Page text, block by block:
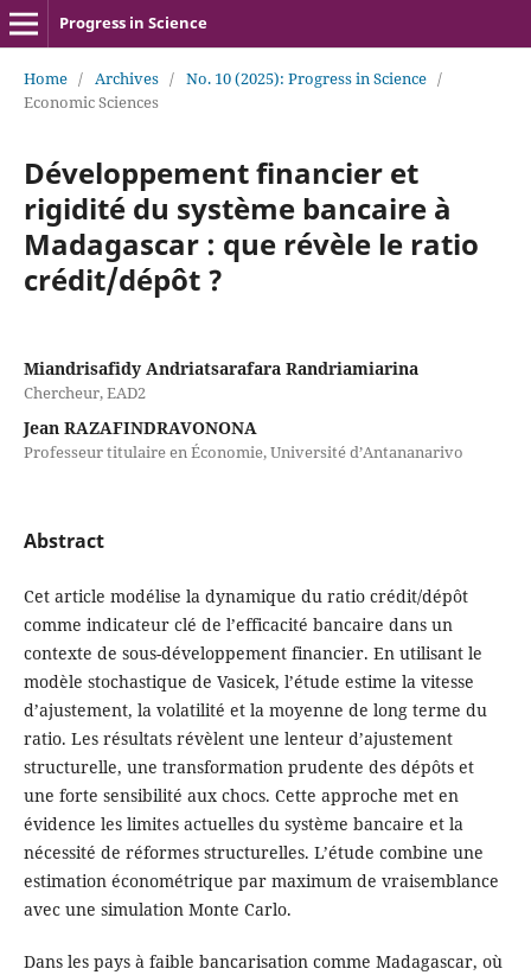
Progress in Science
Home / Archives / No. 10 (2025): Progress in Science /
Economic Sciences
Développement financier et
rigidité du système bancaire à
Madagascar : que révèle le ratio
crédit/dépôt ?
Miandrisafidy Andriatsarafara Randriamiarina
Chercheur, EAD2
Jean RAZAFINDRAVONONA
Professeur titulaire en Économie, Université d’Antananarivo
Abstract
Cet article modélise la dynamique du ratio crédit/dépôt
comme indicateur clé de l’efficacité bancaire dans un
contexte de sous-développement financier. En utilisant le
modèle stochastique de Vasicek, l’étude estime la vitesse
d’ajustement, la volatilité et la moyenne de long terme du
ratio. Les résultats révèlent une lenteur d’ajustement
structurelle, une transformation prudente des dépôts et
une forte sensibilité aux chocs. Cette approche met en
évidence les limites actuelles du système bancaire et la
nécessité de réformes structurelles. L’étude combine une
estimation économétrique par maximum de vraisemblance
avec une simulation Monte Carlo.
Dans les pays à faible bancarisation comme Madagascar, où